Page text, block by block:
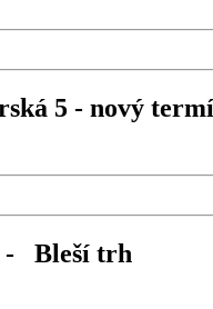
5 - nový
- Bleší trh